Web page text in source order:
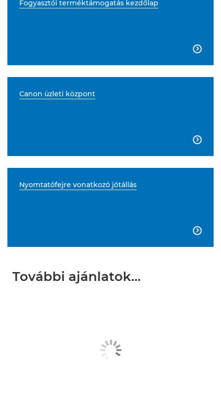
Fogyasztói terméktámogatás kezdőlap

Canon üzleti központ

Nyomtatófejre vonatkozó jótállás

További ajánlatok…